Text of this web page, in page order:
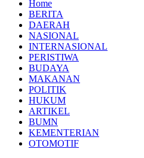
Home
BERITA
DAERAH
NASIONAL
INTERNASIONAL
PERISTIWA
BUDAYA
MAKANAN
POLITIK
HUKUM
ARTIKEL
BUMN
KEMENTERIAN
OTOMOTIF